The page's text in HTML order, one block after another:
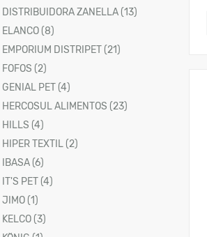
DISTRIBUIDORA ZANELLA (13)
ELANCO (8)
EMPORIUM DISTRIPET (21)
FOFOS (2)
GENIAL PET (4)
HERCOSUL ALIMENTOS (23)
HILLS (4)
HIPER TEXTIL (2)
IBASA (6)
IT'S PET (4)
JIMO (1)
KELCO (3)